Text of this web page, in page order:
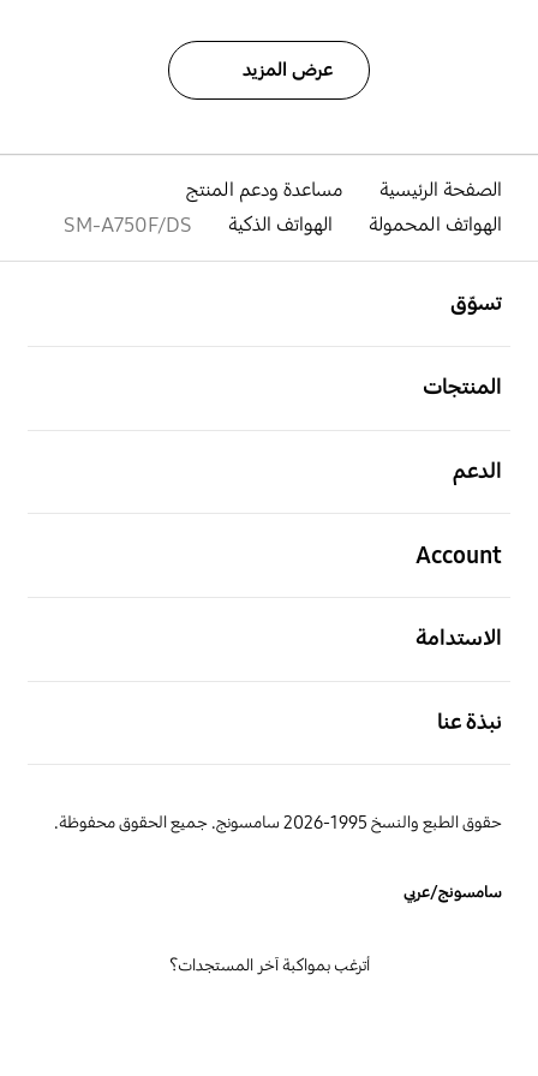
عرض المزيد
الصفحة الرئيسية
مساعدة ودعم المنتج
الهواتف المحمولة
الهواتف الذكية SM-A750F/DS
تسوّق
المنتجات
الدعم
Account
الاستدامة
نبذة عنا
حقوق الطبع والنسخ 1995-2026 سامسونج. جميع الحقوق محفوظة.
سامسونج/عربي
أترغب بمواكبة آخر المستجدات؟